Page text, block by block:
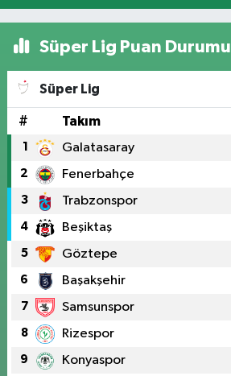
Süper Lig Puan Durumu
Süper Lig
# Takım
1 Galatasaray
2 Fenerbahçe
3 Trabzonspor
4 Beşiktaş
5 Göztepe
6 Başakşehir
7 Samsunspor
8 Rizespor
9 Konyaspor